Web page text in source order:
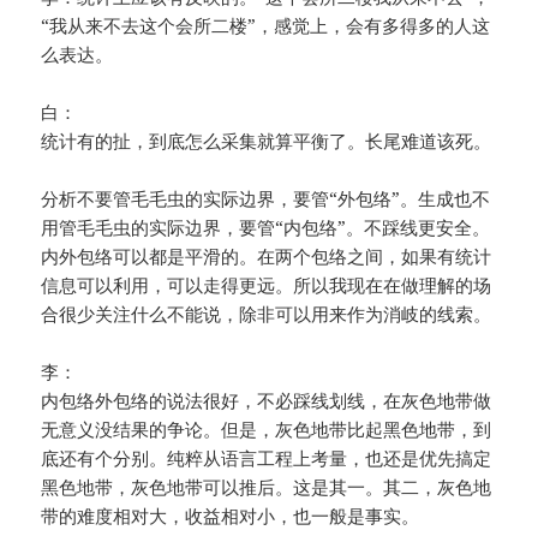
“我从来不去这个会所二楼”，感觉上，会有多得多的人这
么表达。
白：
统计有的扯，到底怎么采集就算平衡了。长尾难道该死。
分析不要管毛毛虫的实际边界，要管“外包络”。生成也不
用管毛毛虫的实际边界，要管“内包络”。不踩线更安全。
内外包络可以都是平滑的。在两个包络之间，如果有统计
信息可以利用，可以走得更远。所以我现在在做理解的场
合很少关注什么不能说，除非可以用来作为消岐的线索。
李：
内包络外包络的说法很好，不必踩线划线，在灰色地带做
无意义没结果的争论。但是，灰色地带比起黑色地带，到
底还有个分别。纯粹从语言工程上考量，也还是优先搞定
黑色地带，灰色地带可以推后。这是其一。其二，灰色地
带的难度相对大，收益相对小，也一般是事实。